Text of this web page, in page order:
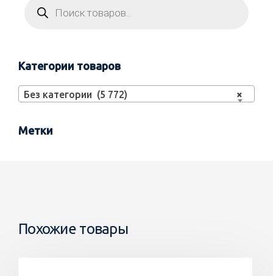
Категории товаров
×
Без категории (5 772)
Метки
Похожие товары